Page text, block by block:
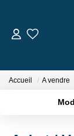
Accueil A vendre